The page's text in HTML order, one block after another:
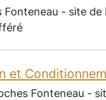
- site
et
Fonteneau -